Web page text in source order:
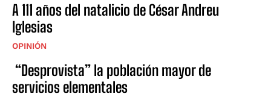
A 111 años del natalicio de César Andreu
Iglesias
OPINIÓN
“Desprovista” la población mayor de
servicios elementales